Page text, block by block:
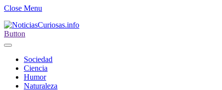
Close Menu
Button
Sociedad
Ciencia
Humor
Naturaleza